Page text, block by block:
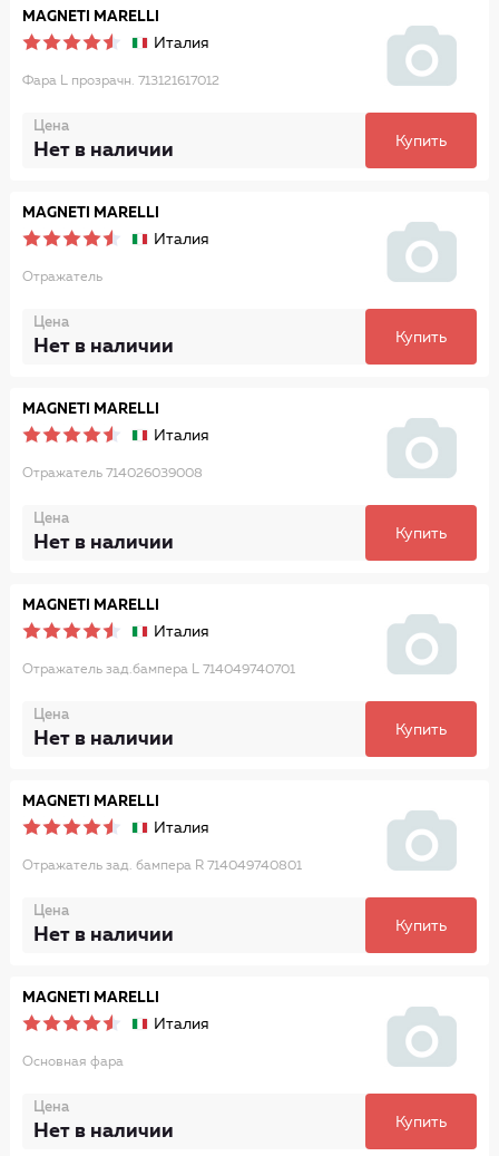
MAGNETI MARELLI
Италия
Фара L прозрачн. 713121617012
Цена
Нет в наличии Купить
MAGNETI MARELLI
Италия
Отражатель
Цена
Нет в наличии Купить
MAGNETI MARELLI
Италия
Отражатель 714026039008
Цена
Нет в наличии Купить
MAGNETI MARELLI
Италия
Отражатель зад.бампера L 714049740701
Цена
Нет в наличии Купить
MAGNETI MARELLI
Италия
Отражатель зад. бампера R 714049740801
Цена
Нет в наличии Купить
MAGNETI MARELLI
Италия
Основная фара
Цена
Нет в наличии Купить